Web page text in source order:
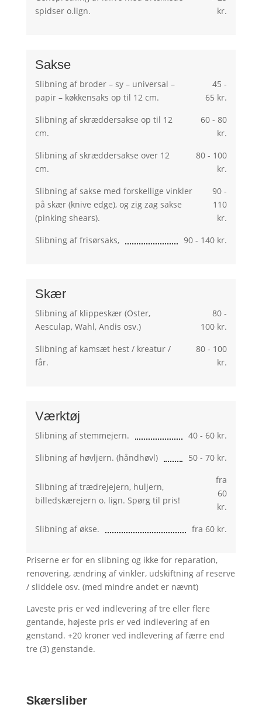
spidser o.lign.
kr.
Sakse
Slibning af broder – sy – universal –
papir – køkkensaks op til 12 cm.
45 -
65 kr.
Slibning af skræddersakse op til 12
cm.
60 - 80
kr.
Slibning af skræddersakse over 12
cm.
80 - 100
kr.
Slibning af sakse med forskellige vinkler
på skær (knive edge), og zig zag sakse
(pinking shears).
90 -
110
kr.
Slibning af frisørsaks,
90 - 140 kr.
Skær
Slibning af klippeskær (Oster,
Aesculap, Wahl, Andis osv.)
80 -
100 kr.
Slibning af kamsæt hest / kreatur /
får.
80 - 100
kr.
Værktøj
Slibning af stemmejern.
40 - 60 kr.
Slibning af høvljern. (håndhøvl)
50 - 70 kr.
Slibning af trædrejejern, huljern,
billedskærejern o. lign. Spørg til pris!
fra
60
kr.
Slibning af økse.
fra 60 kr.
Priserne er for en slibning og ikke for reparation,
renovering, ændring af vinkler, udskiftning af reserve
/ sliddele osv. (med mindre andet er nævnt)
Laveste pris er ved indlevering af tre eller flere
gentande, højeste pris er ved indlevering af en
genstand. +20 kroner ved indlevering af færre end
tre (3) genstande.
Skærsliber